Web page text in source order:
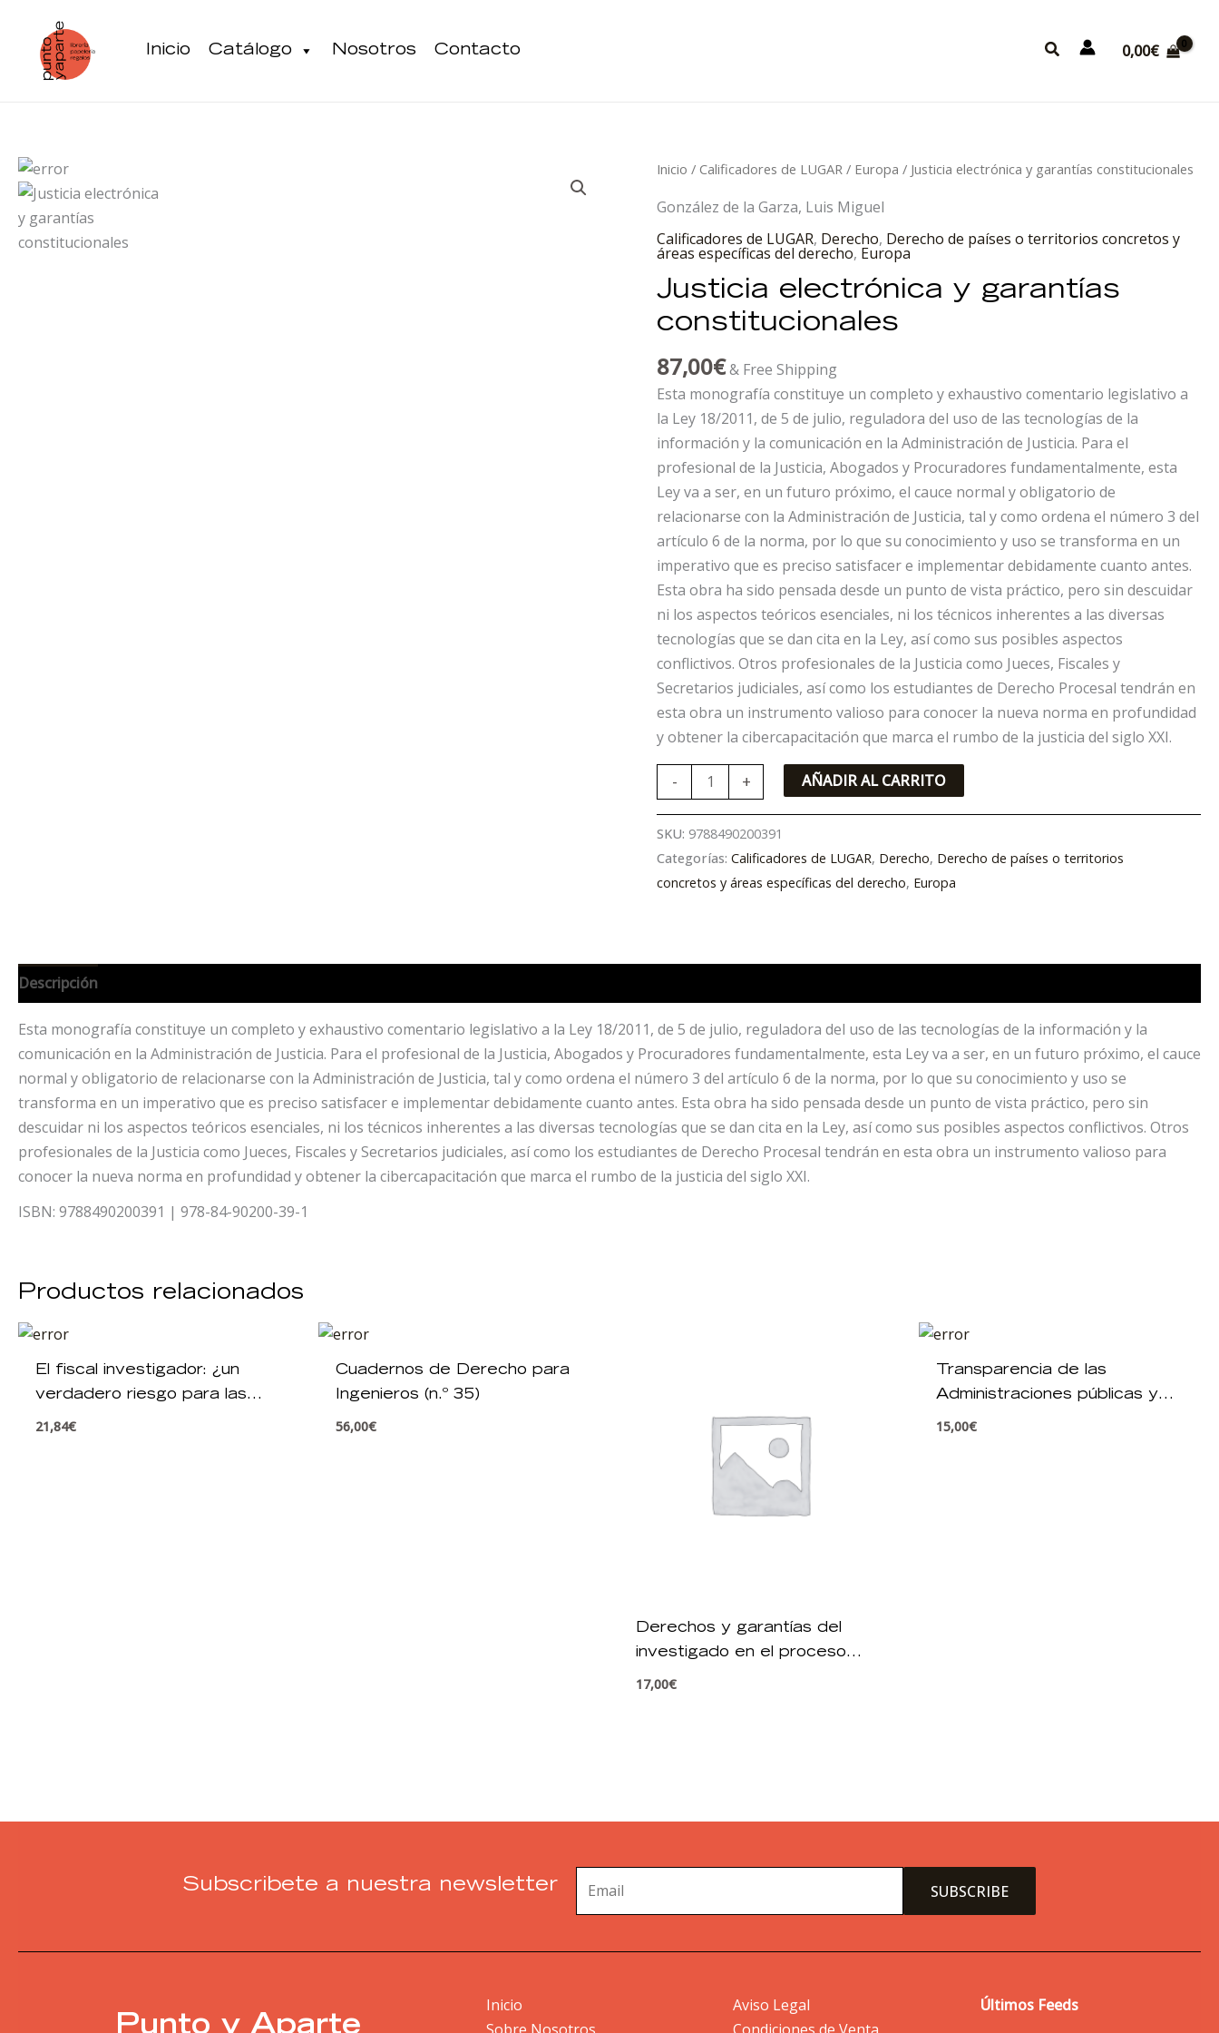
contenido
Inicio Catálogo Nosotros Contacto Buscar 0,00€
Inicio / Calificadores de LUGAR / Europa / Justicia electrónica y garantías constitucionales
González de la Garza, Luis Miguel
Calificadores de LUGAR, Derecho, Derecho de países o territorios concretos y
áreas específicas del derecho, Europa
Justicia electrónica y garantías
constitucionales
87,00€& Free Shipping
Esta monografía constituye un completo y exhaustivo comentario legislativo a
la Ley 18/2011, de 5 de julio, reguladora del uso de las tecnologías de la
información y la comunicación en la Administración de Justicia. Para el
profesional de la Justicia, Abogados y Procuradores fundamentalmente, esta
Ley va a ser, en un futuro próximo, el cauce normal y obligatorio de
relacionarse con la Administración de Justicia, tal y como ordena el número 3 del
artículo 6 de la norma, por lo que su conocimiento y uso se transforma en un
imperativo que es preciso satisfacer e implementar debidamente cuanto antes.
Esta obra ha sido pensada desde un punto de vista práctico, pero sin descuidar
ni los aspectos teóricos esenciales, ni los técnicos inherentes a las diversas
tecnologías que se dan cita en la Ley, así como sus posibles aspectos
conflictivos. Otros profesionales de la Justicia como Jueces, Fiscales y
Secretarios judiciales, así como los estudiantes de Derecho Procesal tendrán en
esta obra un instrumento valioso para conocer la nueva norma en profundidad
y obtener la cibercapacitación que marca el rumbo de la justicia del siglo XXI.
-
Justicia
y
garantías
constitucionales
cantidad
+ AÑADIR AL CARRITO
SKU: 9788490200391
Categorías:Calificadores de LUGAR, Derecho, Derecho de países o territorios
concretos y áreas específicas del derecho, Europa
Descripción
Esta monografía constituye un completo y exhaustivo comentario legislativo a la Ley 18/2011, de 5 de julio, reguladora del uso de las tecnologías de la información y la
comunicación en la Administración de Justicia. Para el profesional de la Justicia, Abogados y Procuradores fundamentalmente, esta Ley va a ser, en un futuro próximo, el cauce
normal y obligatorio de relacionarse con la Administración de Justicia, tal y como ordena el número 3 del artículo 6 de la norma, por lo que su conocimiento y uso se
transforma en un imperativo que es preciso satisfacer e implementar debidamente cuanto antes. Esta obra ha sido pensada desde un punto de vista práctico, pero sin
descuidar ni los aspectos teóricos esenciales, ni los técnicos inherentes a las diversas tecnologías que se dan cita en la Ley, así como sus posibles aspectos conflictivos. Otros
profesionales de la Justicia como Jueces, Fiscales y Secretarios judiciales, así como los estudiantes de Derecho Procesal tendrán en esta obra un instrumento valioso para
conocer la nueva norma en profundidad y obtener la cibercapacitación que marca el rumbo de la justicia del siglo XXI.
ISBN: 9788490200391 | 978-84-90200-39-1
Productos relacionados
El fiscal investigador: ¿un
verdadero riesgo para las
garantías?
21,84€
Cuadernos de Derecho para
Ingenieros (n.º 35)
56,00€
Derechos y garantías del
investigado en el proceso
penal
17,00€
Transparencia de las
Administraciones públicas y
acceso a la información
15,00€
Subscribete a nuestra newsletter
Punto y Aparte
Inicio
Sobre Nosotros
Aviso Legal
Condiciones de Venta
Últimos Feeds